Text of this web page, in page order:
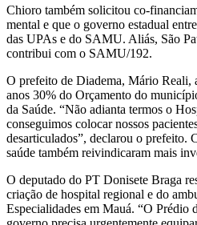
Chioro também solicitou co-
mental e que o governo estadual
das UPAs e do SAMU. Aliás, São
contribui com o SAMU/192.
O prefeito de Diadema, Mário Reali,
anos 30% do Orçamento do
da Saúde. “Não adianta termos o
conseguimos colocar nossos
desarticulados”, declarou o prefeito.
saúde também reivindicaram mais
O deputado do PT Donisete Braga
criação de hospital regional e do
Especialidades em Mauá. “O Prédio